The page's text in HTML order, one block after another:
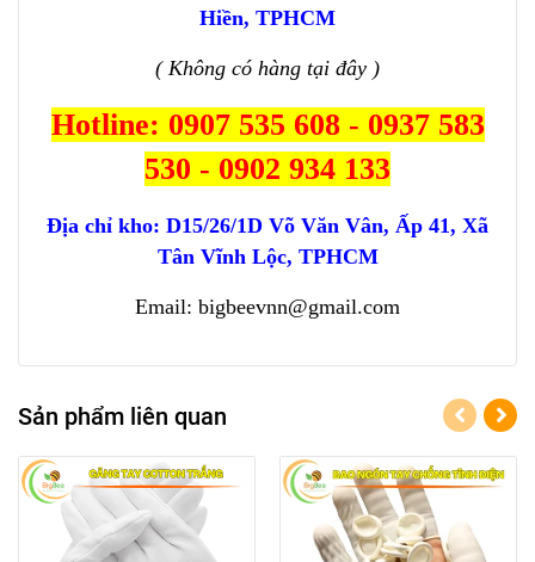
Hiền, TPHCM
( Không có hàng tại đây )
Hotline: 0907 535 608 - 0937 583
530 - 0902 934 133
Địa chỉ kho: D15/26/1D Võ Văn Vân, Ấp 41, Xã
Tân Vĩnh Lộc, TPHCM
Email: bigbeevnn@gmail.com
Sản phẩm liên quan